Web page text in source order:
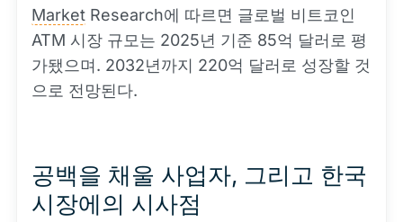
Market Research에 따르면 글로벌 비트코인
ATM 시장 규모는 2025년 기준 85억 달러로 평
가됐으며. 2032년까지 220억 달러로 성장할 것
으로 전망된다.
공백을 채울 사업자, 그리고 한국
시장에의 시사점